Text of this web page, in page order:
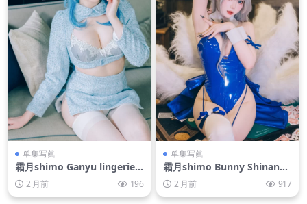
单集写眞
霜月shimo Ganyu lingerie[1
5P-102M]
2 月前 196
单集写眞
霜月shimo Bunny Shinano
[20P-132M]
2 月前 917